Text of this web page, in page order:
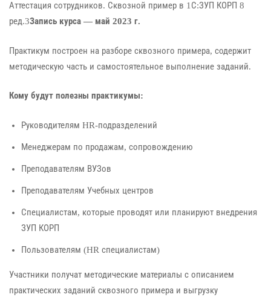
Аттестация сотрудников. Сквозной пример в 1С:ЗУП КОРП 8
ред.3Запись курса — май 2023 г.
Практикум построен на разборе сквозного примера, содержит
методическую часть и самостоятельное выполнение заданий.
Кому будут полезны практикумы:
Руководителям HR-подразделений
Менеджерам по продажам, сопровождению
Преподавателям ВУЗов
Преподавателям Учебных центров
Специалистам, которые проводят или планируют внедрения
ЗУП КОРП
Пользователям (HR специалистам)
Участники получат методические материалы с описанием
практических заданий сквозного примера и выгрузку